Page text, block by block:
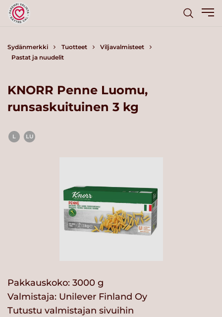
Sydänmerkki Tuotteet
Viljavalmisteet
Pastat ja nuudelit
KNORR Penne Luomu,
runsaskuituinen 3 kg
L LU
Pakkauskoko: 3000 g
Valmistaja: Unilever Finland Oy
Tutustu valmistajan sivuihin